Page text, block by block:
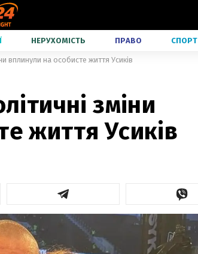
НЕРУХОМІСТЬ ПРАВО СПОРТ
вплинули на особисте життя Усиків
зміни
життя Усиків